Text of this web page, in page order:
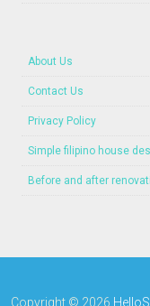
About Us
Contact Us
Privacy Policy
Simple filipino house
Before and after
Copyright © 2026